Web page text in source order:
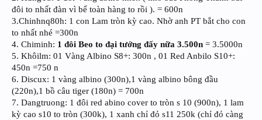
đôi to nhất đàn vì bể toàn hàng to rồi ). = 600n
3.Chinhnq80h: 1 con Lam tròn kỳ cao. Nhờ anh PT bắt cho con
to nhất nhé =300n
4. Chiminh: 1 đôi Beo to đại tướng đấy nữa 3.500n = 3.5000n
5. Khôilm: 01 Vàng Albino S8+: 300n , 01 Red Anbilo S10+:
450n =750 n
6. Discux: 1 vàng albino (300n),1 vàng albino bông đầu
(220n),1 bồ câu tiger (180n) = 700n
7. Dangtruong: 1 đôi red abino cover to tròn s 10 (900n), 1 lam
kỳ cao s10 to tròn (300k), 1 xanh chỉ đỏ s11 250k (chỉ đỏ càng